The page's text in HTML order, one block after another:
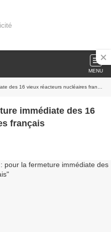
MENU
des 16 vieux réacteurs nucléaires français
immédiate des 16
français